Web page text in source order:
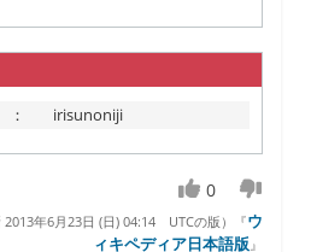
： irisunoniji
0
2013年6月23日 (日) 04:14 UTCの版）『ウ
ィキペディア日本語版』